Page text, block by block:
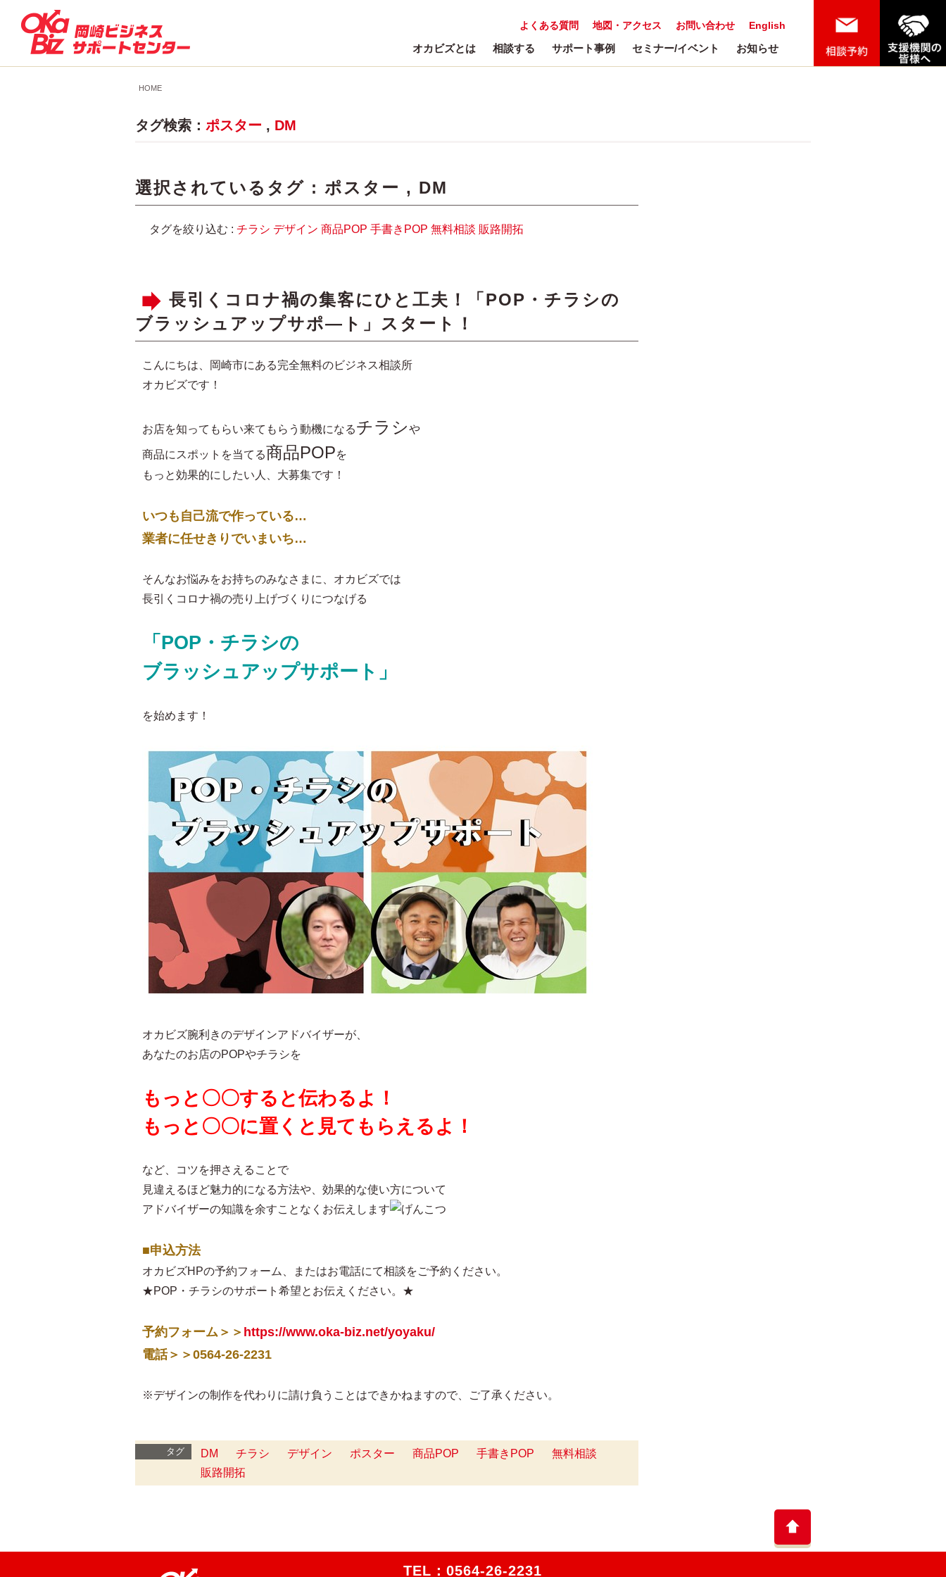
English
お問い合わせ
地図・アクセス
よくある質問
オカビズとは 相談する サポート事例 セミナー/イベント お知らせ
HOME
タグ検索： ポスター , DM
選択されているタグ : ポスター , DM
タグを絞り込む : チラシ デザイン 商品POP 手書きPOP 無料相談 販路開拓
長引くコロナ禍の集客にひと工夫！「POP・チラシの
ブラッシュアップサポ―ト」スタート！
こんにちは、岡崎市にある完全無料のビジネス相談所
オカビズです！
お店を知ってもらい来てもらう動機になるチラシや
商品にスポットを当てる商品POPを
もっと効果的にしたい人、大募集です！
いつも自己流で作っている…
業者に任せきりでいまいち…
そんなお悩みをお持ちのみなさまに、オカビズでは
長引くコロナ禍の売り上げづくりにつなげる
「POP・チラシの
ブラッシュアップサポート」
を始めます！
オカビズ腕利きのデザインアドバイザーが、
あなたのお店のPOPやチラシを
もっと〇〇すると伝わるよ！
もっと〇〇に置くと見てもらえるよ！
など、コツを押さえることで
見違えるほど魅力的になる方法や、効果的な使い方について
アドバイザーの知識を余すことなくお伝えします
■申込方法
オカビズHPの予約フォーム、またはお電話にて相談をご予約ください。
★POP・チラシのサポート希望とお伝えください。★
予約フォーム＞＞ https://www.oka-biz.net/yoyaku/
電話＞＞0564-26-2231
※デザインの制作を代わりに請け負うことはできかねますので、ご了承ください。
タグ DM チラシ デザイン ポスター 商品POP 手書きPOP
無料相談
販路開拓
TEL：0564-26-2231